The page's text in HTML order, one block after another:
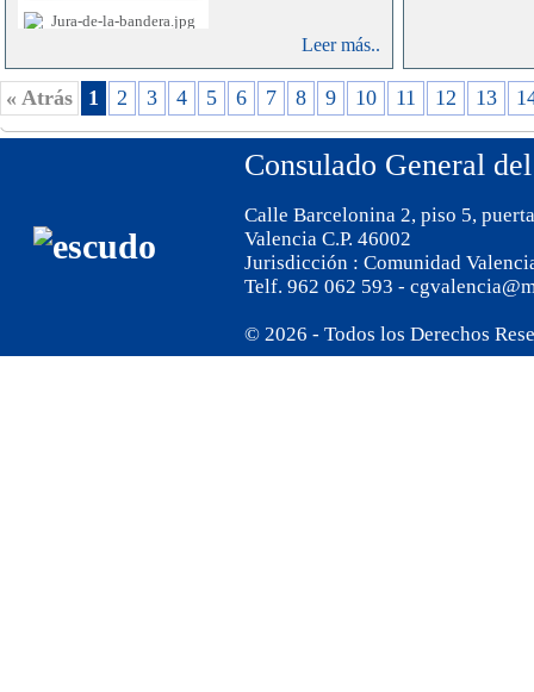
Leer más..
« Atrás 1 2 3 4 5 6 7 8 9 10 11 12 13
Consulado General
Calle Barcelonina 2, piso 5,
Valencia C.P. 46002
Jurisdicción : Comunidad
Telf. 962 062 593 -
© 2026 - Todos los Derechos